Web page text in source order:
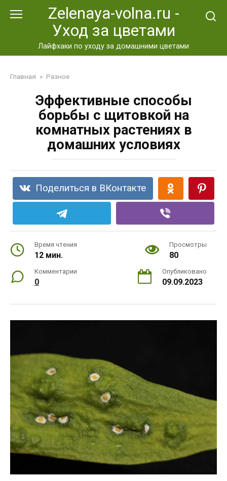
Zelenaya-volna.ru -
Уход за цветами
Лайфхаки по уходу за домашними цветами
Главная » Разное
Эффективные способы
борьбы с щитовкой на
комнатных растениях в
домашних условиях
Поделиться в ВКонтакте
Время чтения
12 мин.
Просмотры
80
Комментарии
0
Опубликовано
09.09.2023